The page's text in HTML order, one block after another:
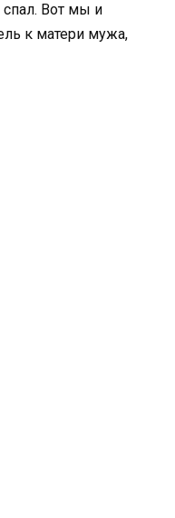
Вот мы и
к матери мужа,